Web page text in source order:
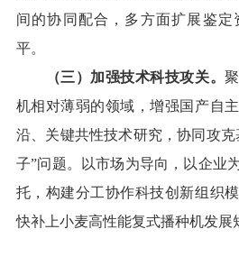
间的协同配合，多方面扩展鉴定
平。
（三）加强技术科技攻关。
机相对薄弱的领域，增强国产自
沿、关键共性技术研究，协同攻
子”问题。以市场为导向，以企业
托，构建分工协作科技创新组织
快补上小麦高性能复式播种机发展